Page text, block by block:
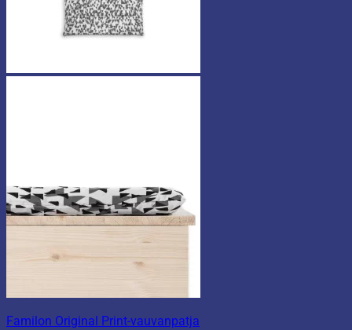
Familon Original Print-vauvanpatja